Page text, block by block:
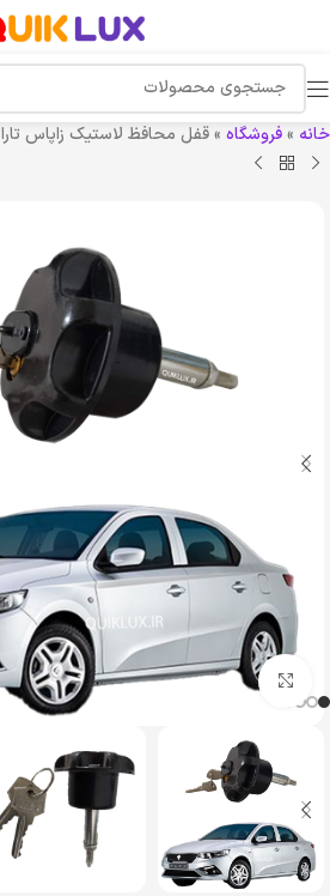
خانه »فروشگاه »قفل محافظ لاستیک زاپاس تارا TARA – برند رامین
بزرگنمایی تصویر